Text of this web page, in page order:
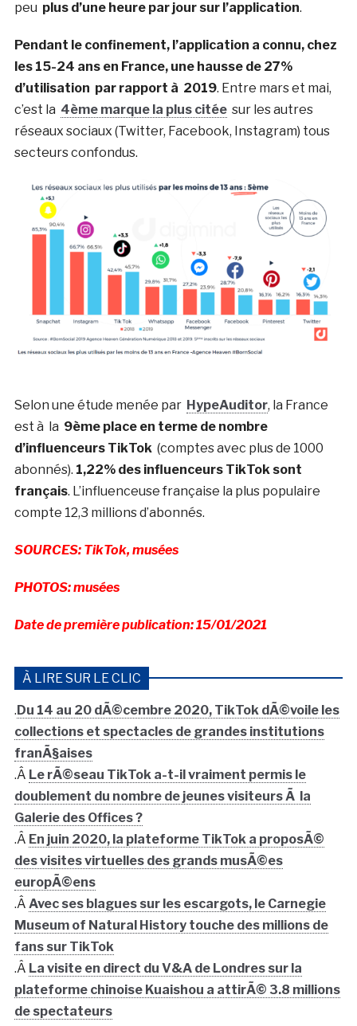
peu plus d’une heure par jour sur l’application.
Pendant le confinement, l’application a connu, chez
les 15-24 ans en France, une hausse de 27%
d’utilisation par rapport à 2019. Entre mars et mai,
c’est la 4ème marque la plus citéesur les autres
réseaux sociaux (Twitter, Facebook, Instagram) tous
secteurs confondus.
Selon une étude menée par HypeAuditor, la France
est à la 9ème place en terme de nombre
d’influenceurs TikTok (comptes avec plus de 1000
abonnés). 1,22% des influenceurs TikTok sont
français. L’influenceuse française la plus populaire
compte 12,3 millions d’abonnés.
SOURCES: TikTok, musées
PHOTOS: musées
Date de première publication: 15/01/2021
À LIRE SUR LE CLIC
.Du 14 au 20 dÃ©cembre 2020, TikTok dÃ©voile les
collections et spectacles de grandes institutions
franÃ§aises
.Â Le rÃ©seau TikTok a-t-il vraiment permis le
doublement du nombre de jeunes visiteurs Ã la
Galerie des Offices ?
.Â En juin 2020, la plateforme TikTok a proposÃ©
des visites virtuelles des grands musÃ©es
europÃ©ens
.Â Avec ses blagues sur les escargots, le Carnegie
Museum of Natural History touche des millions de
fans sur TikTok
.Â La visite en direct du V&A de Londres sur la
plateforme chinoise Kuaishou a attirÃ© 3.8 millions
de spectateurs